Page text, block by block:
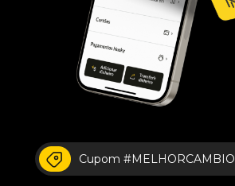
Cupom #MELHORCAMBIO